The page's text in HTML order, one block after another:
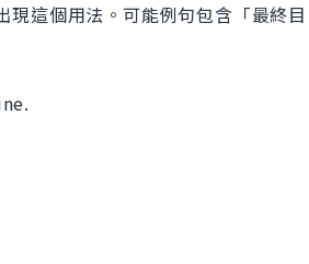
這個用法。可能例句包含「最終目